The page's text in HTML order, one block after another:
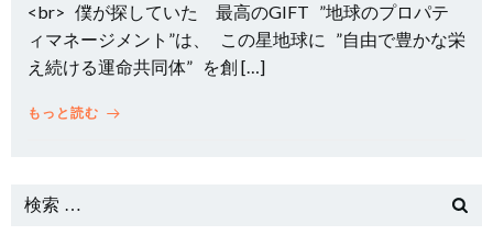
<br> 僕が探していた 最高のGIFT ”地球のプロパテ
ィマネージメント”は、 この星地球に ”自由で豊かな栄
え続ける運命共同体” を創 […]
もっと読む